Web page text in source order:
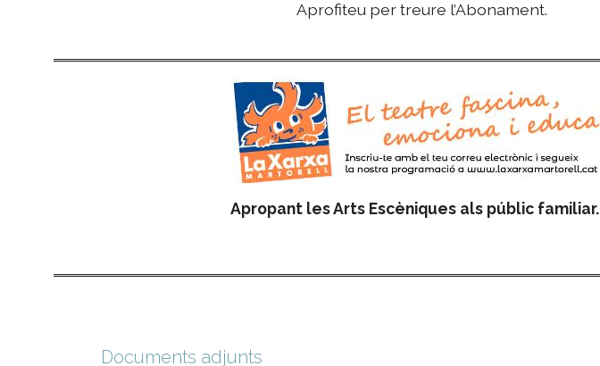
Aprofiteu per treure l’Abonament.
Apropant les Arts Escèniques als públic familiar.
Documents adjunts